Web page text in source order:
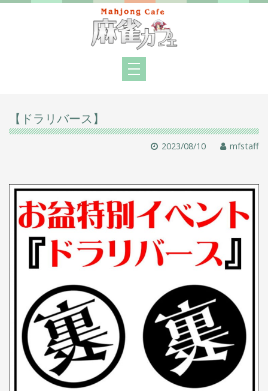
【ドラリバース】
2023/08/10 mfstaff